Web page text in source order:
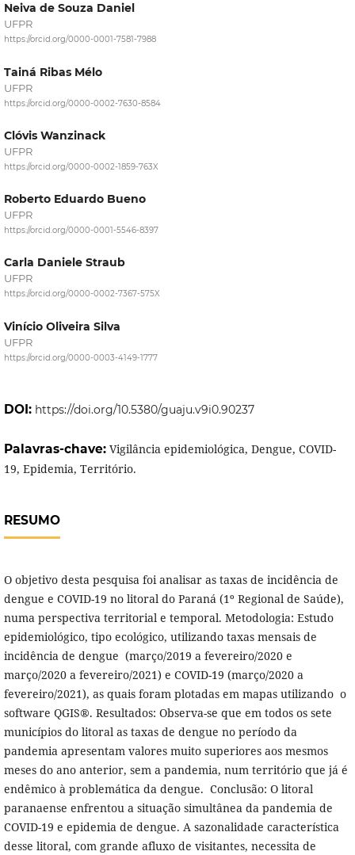
Neiva de Souza Daniel
UFPR
https://orcid.org/0000-0001-7581-7988
Tainá Ribas Mélo
UFPR
https://orcid.org/0000-0002-7630-8584
Clóvis Wanzinack
UFPR
https://orcid.org/0000-0002-1859-763X
Roberto Eduardo Bueno
UFPR
https://orcid.org/0000-0001-5546-8397
Carla Daniele Straub
UFPR
https://orcid.org/0000-0002-7367-575X
Vinício Oliveira Silva
UFPR
https://orcid.org/0000-0003-4149-1777
DOI: https://doi.org/10.5380/guaju.v9i0.90237
Palavras-chave: Vigilância epidemiológica, Dengue, COVID-
19, Epidemia, Território.
RESUMO
O objetivo desta pesquisa foi analisar as taxas de incidência de
dengue e COVID-19 no litoral do Paraná (1º Regional de Saúde),
numa perspectiva territorial e temporal. Metodologia: Estudo
epidemiológico, tipo ecológico, utilizando taxas mensais de
incidência de dengue (março/2019 a fevereiro/2020 e
março/2020 a fevereiro/2021) e COVID-19 (março/2020 a
fevereiro/2021), as quais foram plotadas em mapas utilizando o
software QGIS®. Resultados: Observa-se que em todos os sete
municípios do litoral as taxas de dengue no período da
pandemia apresentam valores muito superiores aos mesmos
meses do ano anterior, sem a pandemia, num território que já é
endêmico à problemática da dengue. Conclusão: O litoral
paranaense enfrentou a situação simultânea da pandemia de
COVID-19 e epidemia de dengue. A sazonalidade característica
desse litoral, com grande afluxo de visitantes, necessita de